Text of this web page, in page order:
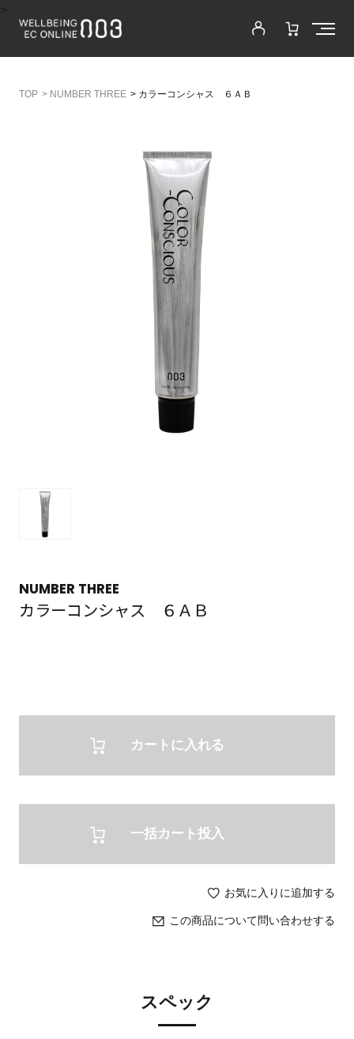
> NUMBER THREE > カラーコンシャス ６ＡＢ
NUMBER THREE
カラーコンシャス ６ＡＢ
カートに入れる
一括カート投入
お気に入りに追加する
この商品について問い合わせする
スペック